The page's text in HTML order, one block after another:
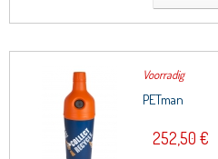
Voorradig
PETman
252,50 €